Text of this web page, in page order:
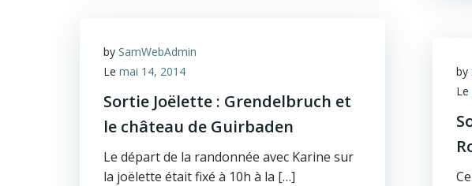
by SamWebAdmin
Le mai 14, 2014
Sortie Joëlette : Grendelbruch et
le château de Guirbaden
Le départ de la randonnée avec Karine sur
la joëlette était fixé à 10h à la […]
by
Le